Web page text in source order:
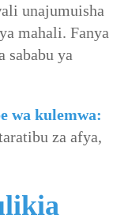
unajumuisha
mahali. Fanya
sababu ya
wa kulemwa:
za afya,